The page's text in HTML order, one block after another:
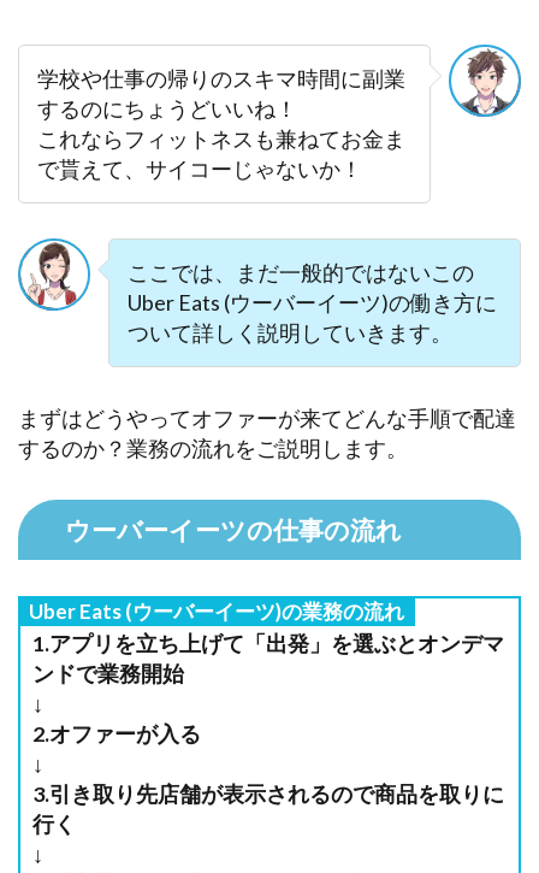
学校や仕事の帰りのスキマ時間に副業
するのにちょうどいいね！
これならフィットネスも兼ねてお金ま
で貰えて、サイコーじゃないか！
ここでは、まだ一般的ではないこの
Uber Eats (ウーバーイーツ)の働き方に
ついて詳しく説明していきます。
まずはどうやってオファーが来てどんな手順で配達
するのか？業務の流れをご説明します。
ウーバーイーツの仕事の流れ
Uber Eats (ウーバーイーツ)の業務の流れ
1.アプリを立ち上げて「出発」を選ぶとオンデマ
ンドで業務開始
↓
2.オファーが入る
↓
3.引き取り先店舗が表示されるので商品を取りに
行く
↓